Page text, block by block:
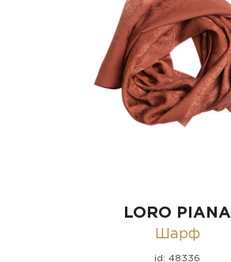
LORO PIANA
Шарф
id: 48336